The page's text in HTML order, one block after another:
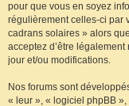
pour que vous en soyez
régulièrement celles-ci par
cadrans solaires » alors
acceptez d’être
jour et/ou modifications.
Nos forums sont
« leur », « logiciel phpBB